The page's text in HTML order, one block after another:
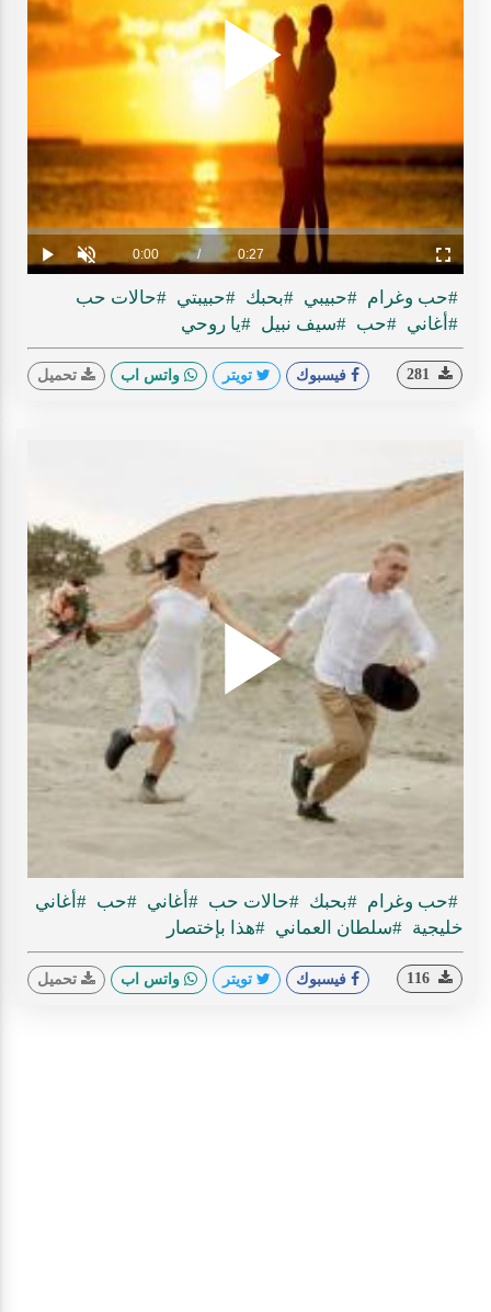
Play
Play Unmute Current
Time
0:00 / Duration
0:27
Loaded:
0%
Progress:
0%
Fullscreen
#حب وغرام #حبيبي #بحبك #حبيبتي #حالات حب
#أغاني #حب #سيف نبيل #يا روحي
فيسبوك تويتر واتس اب تحميل
Play
#حب وغرام #بحبك #حالات حب #أغاني #حب #أغاني
خليجية #سلطان العماني #هذا بإختصار
فيسبوك تويتر واتس اب تحميل